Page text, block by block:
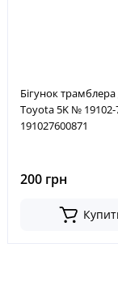
Бігунок
Toyota 5K № 19102-
191027600871
200 грн